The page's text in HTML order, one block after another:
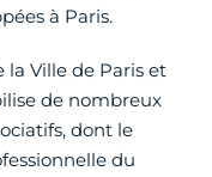
à Paris.
la Ville de Paris et
de nombreux
dont le
du